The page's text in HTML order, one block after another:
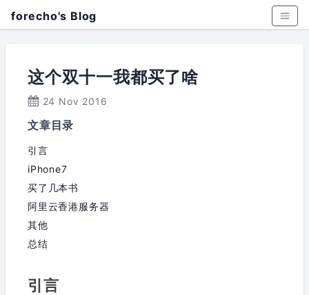
forecho's Blog
这个双十一我都买了啥
24 Nov 2016
文章目录
引言
iPhone7
买了几本书
阿里云香港服务器
其他
总结
引言